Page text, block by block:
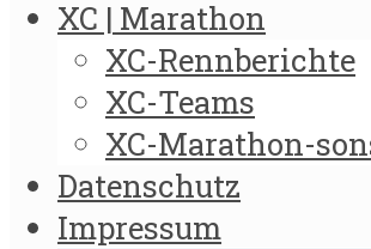
XC | Marathon
XC-Rennberichte
XC-Teams
XC-Marathon-
Datenschutz
Impressum